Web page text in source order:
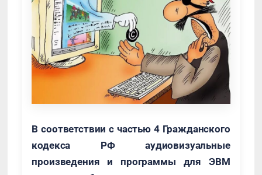
В соответствии с частью 4 Гражданского
кодекса РФ аудиовизуальные
произведения и программы для ЭВМ